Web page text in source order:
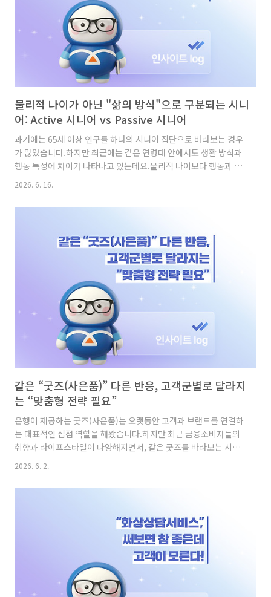
물리적 나이가 아닌 "삶의 방식"으로 구분되는 시니
어: Active 시니어 vs Passive 시니어
과거에는 65세 이상 인구를 하나의 시니어 집단으로 바라보는 경우
가 많았습니다.하지만 최근에는 같은 연령대 안에서도 생활 방식과
행동 특성에 차이가 나타나고 있는데요.물리적 나이보다 행동과 라
이프스타일, 즉 '어떻게 살아가는가'가 시니어를 유형화하는 데 더
으로 구분할 수 있을까요? 이번 조사에서는 시니어의 행동과 라이
와 Passive 시니어를 구분하는 기준 이번 조사에서는 시니어를
Active 시니어와 Passive 시니어로 구분하기 위해 네 가지 기준을
활용했습니다.구분 기준은 크게 네 가지로, 사회적 활동성, 디지털
활용 능력, 자기 효능감 및 변화 수용성, 사회적 관계..
2026. 6. 16.
같은 “굿즈(사은품)” 다른 반응, 고객군별로 달라지
는 “맞춤형 전략 필요”
은행이 제공하는 굿즈(사은품)는 오랫동안 고객과 브랜드를 연결하
는 대표적인 접점 역할을 해왔습니다.하지만 최근 금융소비자들의
취향과 라이프스타일이 다양해지면서, 같은 굿즈를 바라보는 시선
는 금융회사의 굿즈가 필요하다고 응답했으며, 고객군별로 선호하
어, CEO가 각각 어떤 굿즈를 기대하고 있는지 살펴보겠습니다.대
중과 부자가 선호하는 굿즈는 서로 달랐다 먼저, 대중 소비자들은
캐릭터 굿즈, 텀블러, 생활용품 등 감성과 실용성을 동시에 만족시
키는 굿즈를 선호하는 것으로 나타났습니다.특히 MZ세대는 캐릭터
굿즈와 생활용품..
2026. 6. 2.